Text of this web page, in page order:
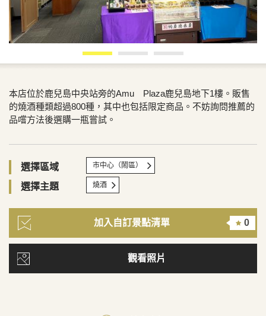
本店位於鹿兒島中央站旁的Amu Plaza鹿兒島地下1樓。販售
的燒酒種類超過800種，其中也包括限定商品。不妨詢問推薦的
品嚐方法後選購一瓶嘗試。
選擇區域 市中心（鬧區）
選擇主題 燒酒
加入自訂景點清單 0
觀看照片